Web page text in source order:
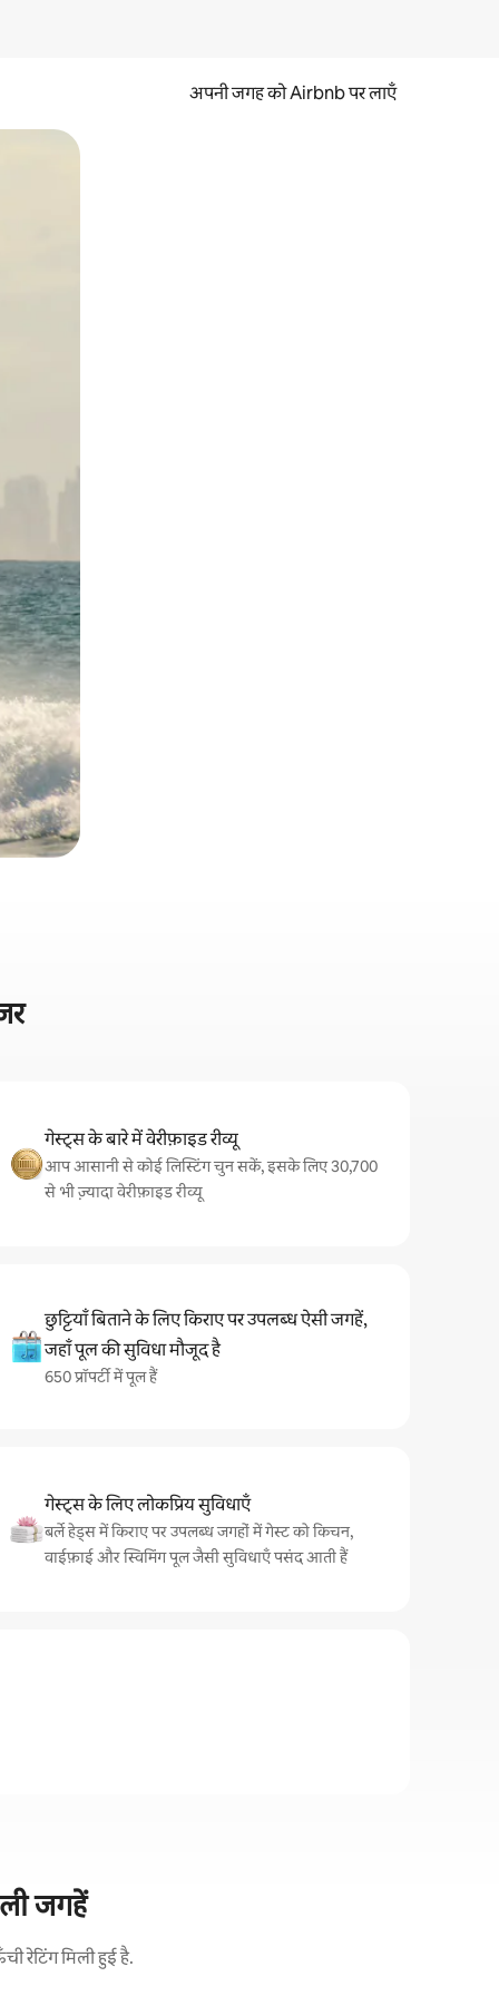
अपनी जगह को Airbnb पर लाएँ
गेस्ट्स के बारे में वेरीफ़ाइड रीव्यू
आप आसानी से कोई लिस्टिंग चुन सकें, इसके लिए 30,700
से भी ज़्यादा वेरीफ़ाइड रीव्यू
छुट्टियाँ बिताने के लिए किराए पर उपलब्ध ऐसी जगहें,
जहाँ पूल की सुविधा मौजूद है
650 प्रॉपर्टी में पूल हैं
गेस्ट्स के लिए लोकप्रिय सुविधाएँ
बर्ले हेड्स में किराए पर उपलब्ध जगहों में गेस्ट को किचन,
वाईफ़ाई और स्विमिंग पूल जैसी सुविधाएँ पसंद आती हैं
जगहें
रेटिंग मिली हुई है.